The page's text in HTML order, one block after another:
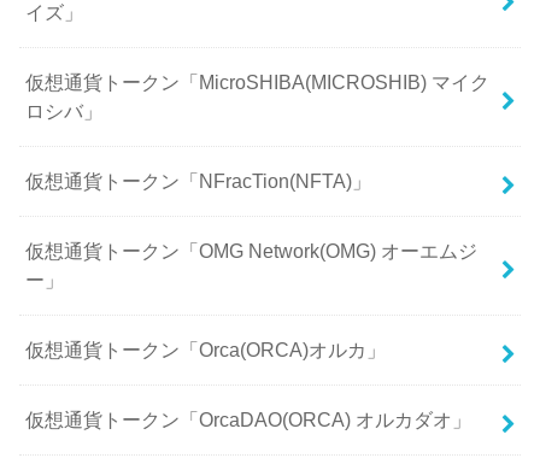
イズ」
仮想通貨トークン「MicroSHIBA(MICROSHIB) マイク
ロシバ」
仮想通貨トークン「NFracTion(NFTA)」
仮想通貨トークン「OMG Network(OMG) オーエムジ
ー」
仮想通貨トークン「Orca(ORCA)オルカ」
仮想通貨トークン「OrcaDAO(ORCA) オルカダオ」